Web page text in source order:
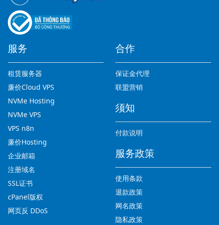
服务
租赁服务器
廉价Cloud VPS
NVMe Hosting
NVMe VPS
VPS n8n
廉价Hosting
企业邮箱
注册域名
SSL证书
cPanel版权
网页反 DDoS
合作
保证金代理
联盟营销
须知
付款说明
服务政策
使用条款
退款政策
网名政策
隐私政策